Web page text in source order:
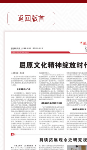
返回版首